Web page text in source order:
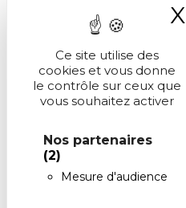
Ce site utilise des
cookies et vous donne
le contrôle sur ceux que
vous souhaitez activer
Nos partenaires
(2)
Mesure d'audience
X